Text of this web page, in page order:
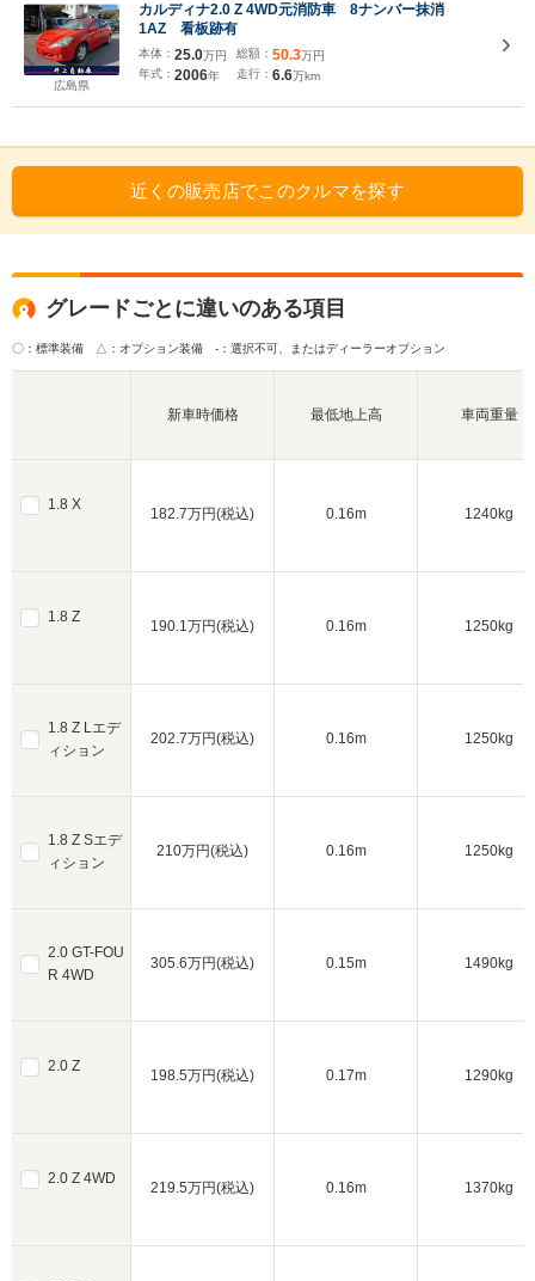
広島県
カルディナ2.0 Z 4WD元消防車 8ナンバー抹消
1AZ 看板跡有
本体： 25.0万円
年式： 2006年
総額： 50.3万円
走行： 6.6万km
近くの販売店でこのクルマを探す
グレードごとに違いのある項目
〇：標準装備 △：オプション装備 -：選択不可、またはディーラーオプション
1.8 X
1.8 Z
1.8 Z Lエデ
ィション
1.8 Z Sエデ
ィション
2.0 GT-FOU
R 4WD
2.0 Z
2.0 Z 4WD
新車時価格 最低地上高 車両重量
182.7万円(税込) 0.16m 1240kg
190.1万円(税込) 0.16m 1250kg
202.7万円(税込) 0.16m 1250kg
210万円(税込) 0.16m 1250kg
305.6万円(税込) 0.15m 1490kg
198.5万円(税込) 0.17m 1290kg
219.5万円(税込) 0.16m 1370kg